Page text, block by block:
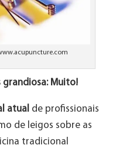
grandiosa: Muito!
atual de profissionais
de leigos sobre as
tradicional